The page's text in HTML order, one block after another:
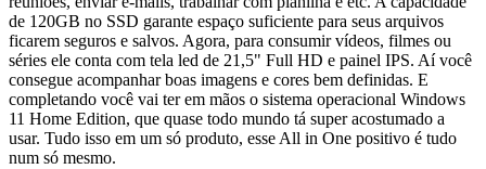
de 120GB no SSD garante espaço suficiente para seus arquivos
ficarem seguros e salvos. Agora, para consumir vídeos, filmes ou
séries ele conta com tela led de 21,5" Full HD e painel IPS. Aí você
consegue acompanhar boas imagens e cores bem definidas. E
completando você vai ter em mãos o sistema operacional Windows
11 Home Edition, que quase todo mundo tá super acostumado a
usar. Tudo isso em um só produto, esse All in One positivo é tudo
num só mesmo.